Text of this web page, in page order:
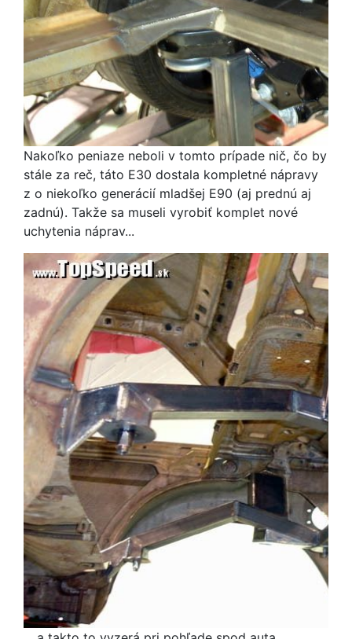
Nakoľko peniaze neboli v tomto prípade nič, čo by
stále za reč, táto E30 dostala kompletné nápravy
z o niekoľko generácií mladšej E90 (aj prednú aj
zadnú). Takže sa museli vyrobiť komplet nové
uchytenia náprav...